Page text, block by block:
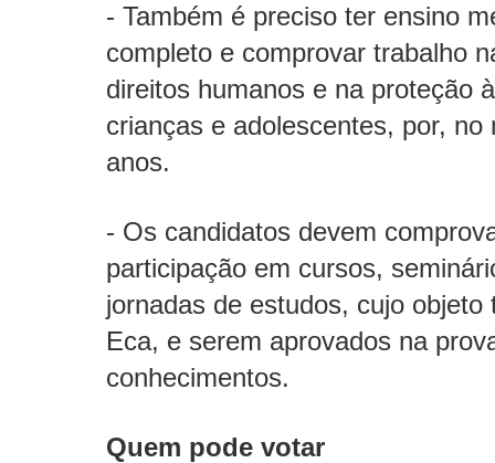
- Também é preciso ter ensino
completo e comprovar trabalho
direitos humanos e na proteção
crianças e adolescentes, por, no
anos.
- Os candidatos devem
participação em cursos,
jornadas de estudos, cujo objeto
Eca, e serem aprovados na
conhecimentos.
Quem pode votar